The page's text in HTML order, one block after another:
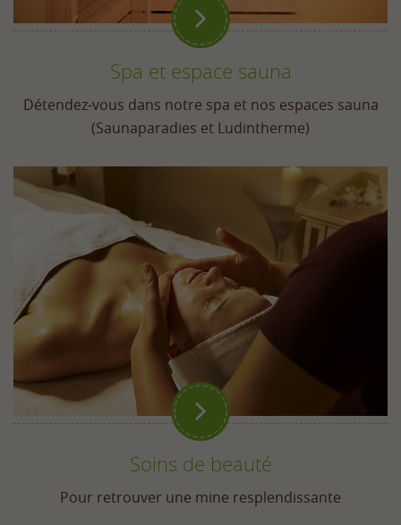

Spa et espace sauna
Détendez-vous dans notre spa et nos espaces sauna
(Saunaparadies et Ludintherme)

Soins de beauté
Pour retrouver une mine resplendissante